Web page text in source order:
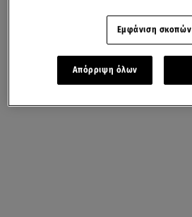
Εμφάνιση σκοπών
Απόρριψη όλων